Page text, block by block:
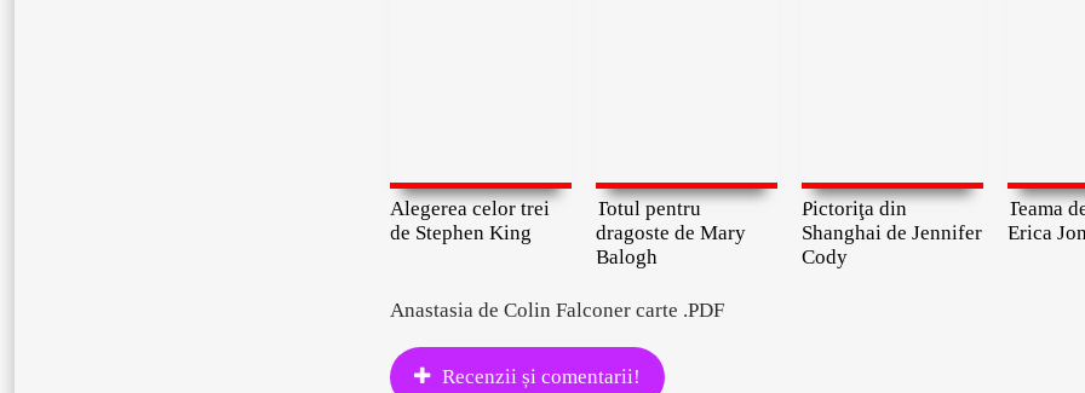
Alegerea celor trei
de Stephen King
Totul pentru
dragoste de Mary
Balogh
Pictoriţa din
Shanghai de Jennifer
Cody
Teama
Erica
Anastasia de Colin Falconer carte .PDF
Recenzii și comentarii!